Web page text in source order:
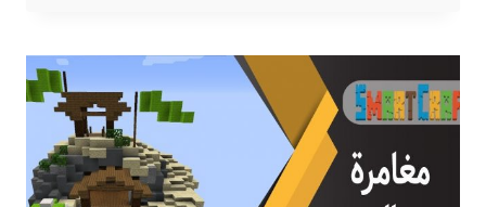
المنزل
وتربية
دجاج
وبقر
وخراف
–
سرفايفل